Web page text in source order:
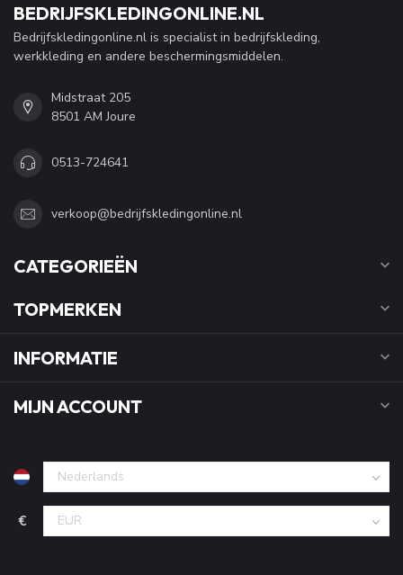
BEDRIJFSKLEDINGONLINE.NL
Bedrijfskledingonline.nl is specialist in bedrijfskleding,
werkkleding en andere beschermingsmiddelen.
Midstraat 205
8501 AM Joure
0513-724641
verkoop@bedrijfskledingonline.nl
CATEGORIEËN
TOPMERKEN
INFORMATIE
MIJN ACCOUNT
€